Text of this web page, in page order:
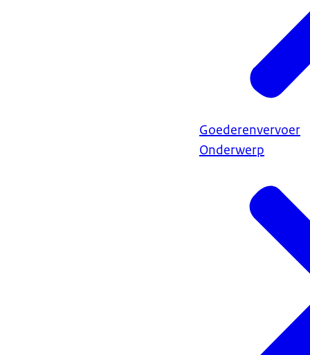
Goederenvervoer
Onderwerp